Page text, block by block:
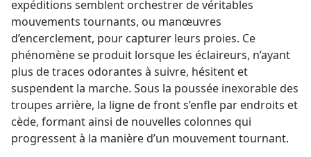
expéditions semblent orchestrer de véritables
mouvements tournants, ou manœuvres
d’encerclement, pour capturer leurs proies. Ce
phénomène se produit lorsque les éclaireurs, n’ayant
plus de traces odorantes à suivre, hésitent et
suspendent la marche. Sous la poussée inexorable des
troupes arrière, la ligne de front s’enfle par endroits et
cède, formant ainsi de nouvelles colonnes qui
progressent à la manière d’un mouvement tournant.